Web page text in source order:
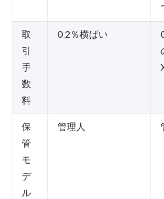
取
引
手
数
料
0.2％横ばい
保
管
モ
デ
ル
管理人